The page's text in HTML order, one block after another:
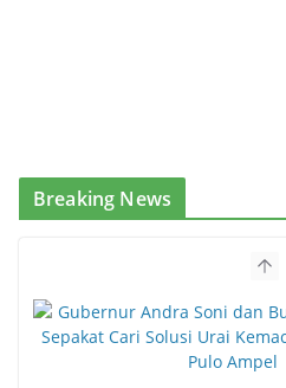
Breaking News